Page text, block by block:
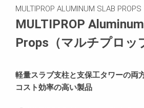
お問い合わせ
関連製品
MULTIPROP ALUMINUM SLAB PROPS
MULTIPROP
Props（マルチプロッ
軽量スラブ支柱と支保工タワーの両
コスト効率の高い製品